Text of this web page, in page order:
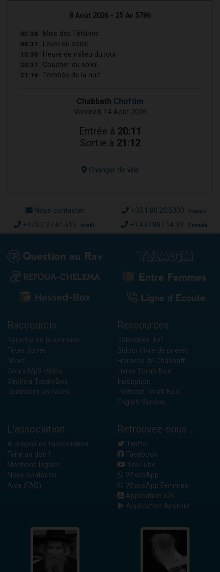
8 Août 2026 - 25 Av 5786
05:38 Mise des Téfilines
06:37 Lever du soleil
13:38 Heure de milieu du jour
20:37 Coucher du soleil
21:19 Tombée de la nuit
Chabbath Choftim
Vendredi 14 Août 2026
Entrée à 20:11
Sortie à 21:12
Changer de ville
Nous contacter +33.1.80.20.5000 France
+972.2.37.41.515 Israël +1.437.887.14.93 Canada
Raccourcis
Paracha de la semaine
Fêtes Juives
News
Cours Mp3-Vidéo
Yéchiva Torah-Box
Dédicacer un cours
Ressources
Calendrier Juif
Sidour (livre de prière)
Horaires de Chabbath
Livres Torah-Box
Inscription
Podcast Torah-Box
English Version
L'association
A propos de l'association
Faire un don !
Mentions légales
Nous contacter
Aide (FAQ)
Retrouvez-nous...
Twitter
Facebook
YouTube
WhatsApp
WhatsApp Femmes
Application iOS
Application Android